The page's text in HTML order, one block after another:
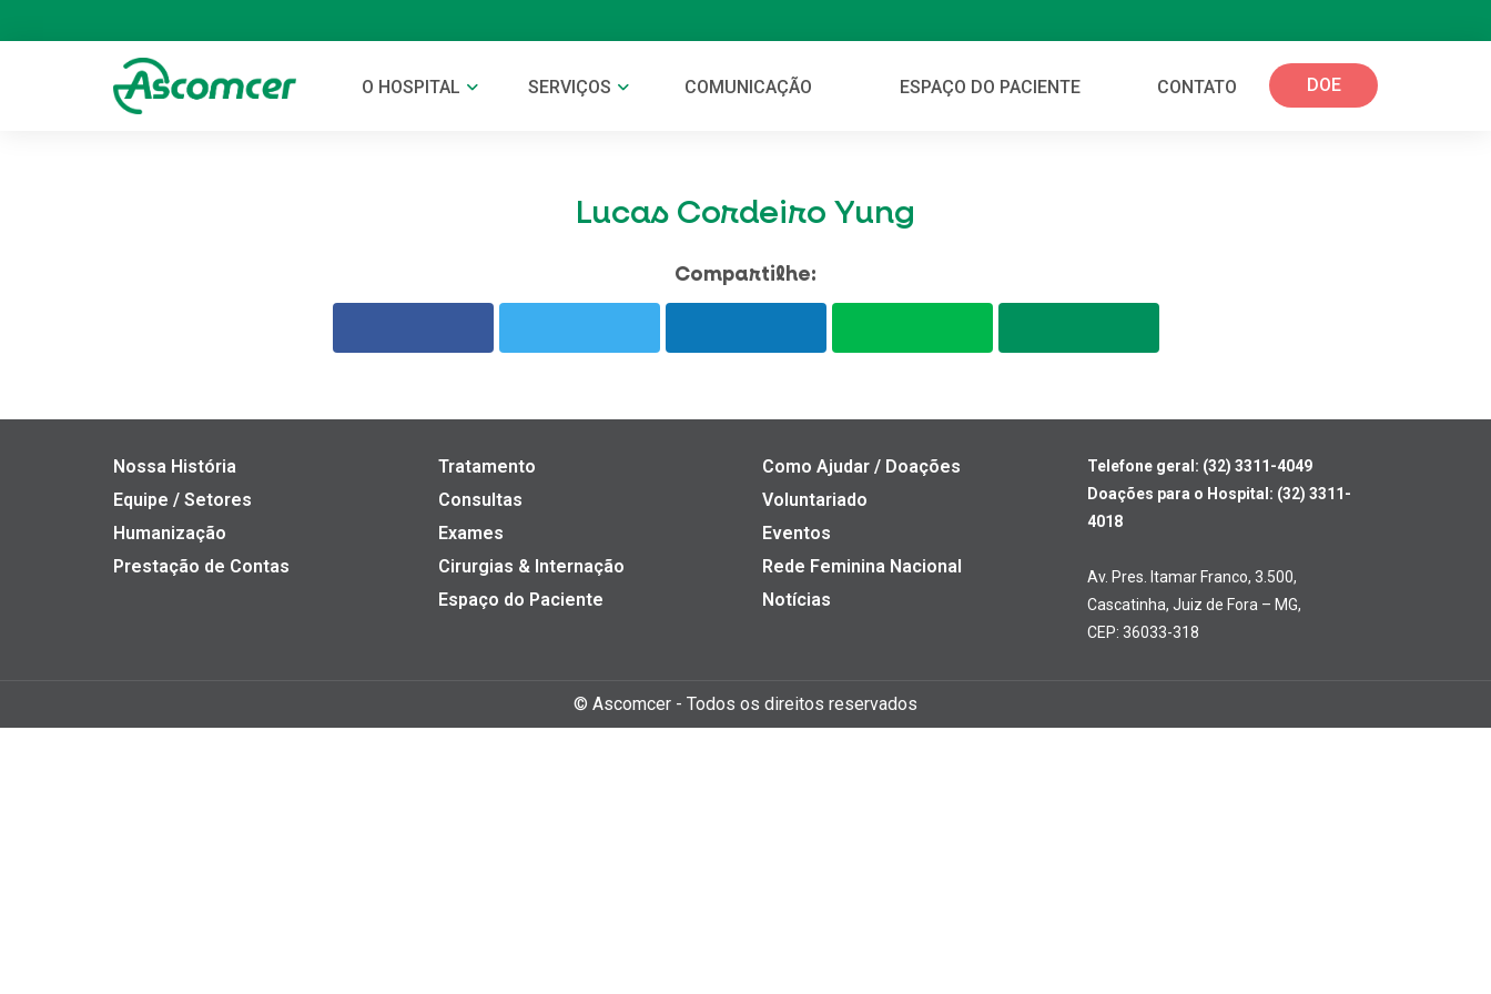
O HOSPITAL SERVIÇOS COMUNICAÇÃO ESPAÇO DO PACIENTE CONTATO DOE
Lucas Cordeiro Yung
Compartilhe:
Nossa História
Equipe / Setores
Humanização
Prestação de Contas
Tratamento
Consultas
Exames
Cirurgias & Internação
Espaço do Paciente
Como Ajudar / Doações
Voluntariado
Eventos
Rede Feminina Nacional
Notícias
Telefone geral: (32) 3311-4049
Doações para o Hospital: (32) 3311-
4018
Av. Pres. Itamar Franco, 3.500,
Cascatinha, Juiz de Fora – MG,
CEP: 36033-318
© Ascomcer - Todos os direitos reservados